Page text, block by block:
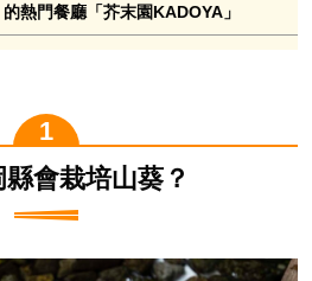
熱門餐廳「芥末園KADOYA」
會栽培山葵？